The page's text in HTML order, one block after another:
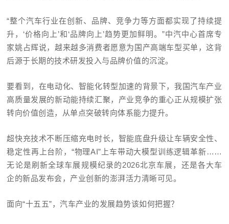
“整个汽车行业在创新、品牌、竞争力等方面都实现了持续提
升， ‘价格向上’和‘品牌向上’趋势更加鲜明。”中汽中心首席专
家姚占辉说，越来越多消费者愿意为国产高端车型买单，这背
后源于长期的技术研发投入与品牌价值的沉淀。
要看到，在电动化、智能化转型加速的背景下，我国汽车产业
高质量发展的新动能持续汇聚，产业竞争的重心正从规模扩张
转向价值创造，从单点突破转向体系能力提升。
超快充技术不断压缩充电时长，智能底盘升级让车辆安全性、
稳定性再上台阶，“物理AI”上车带动大模型训练逻辑革新……
无论是刷新全球车展规模纪录的2026北京车展，还是各大车
企的新品发布会，产业创新的澎湃活力清晰可见。
面向“十五五”，汽车产业的发展趋势该如何把握？